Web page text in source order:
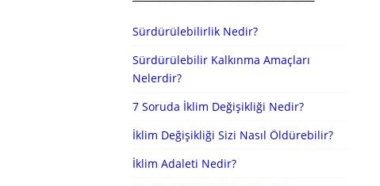
Sürdürülebilirlik Nedir?
Sürdürülebilir Kalkınma Amaçları
Nelerdir?
7 Soruda İklim Değişikliği Nedir?
İklim Değişikliği Sizi Nasıl Öldürebilir?
İklim Adaleti Nedir?